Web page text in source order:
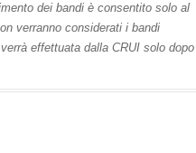
dei bandi è consentito solo al
verranno considerati i bandi
effettuata dalla CRUI solo dopo